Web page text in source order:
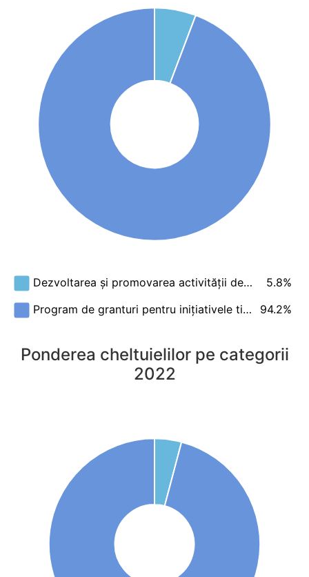
Dezvoltarea și promovarea activității de…
5.8%
Program de granturi pentru inițiativele ti…
94.2%
Ponderea cheltuielilor pe categorii
2022